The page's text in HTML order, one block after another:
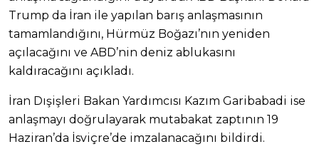
Trump da İran ile yapılan barış anlaşmasının
tamamlandığını, Hürmüz Boğazı’nın yeniden
açılacağını ve ABD’nin deniz ablukasını
kaldıracağını açıkladı.
İran Dışişleri Bakan Yardımcısı Kazım Garibabadi ise
anlaşmayı doğrulayarak mutabakat zaptının 19
Haziran’da İsviçre’de imzalanacağını bildirdi.